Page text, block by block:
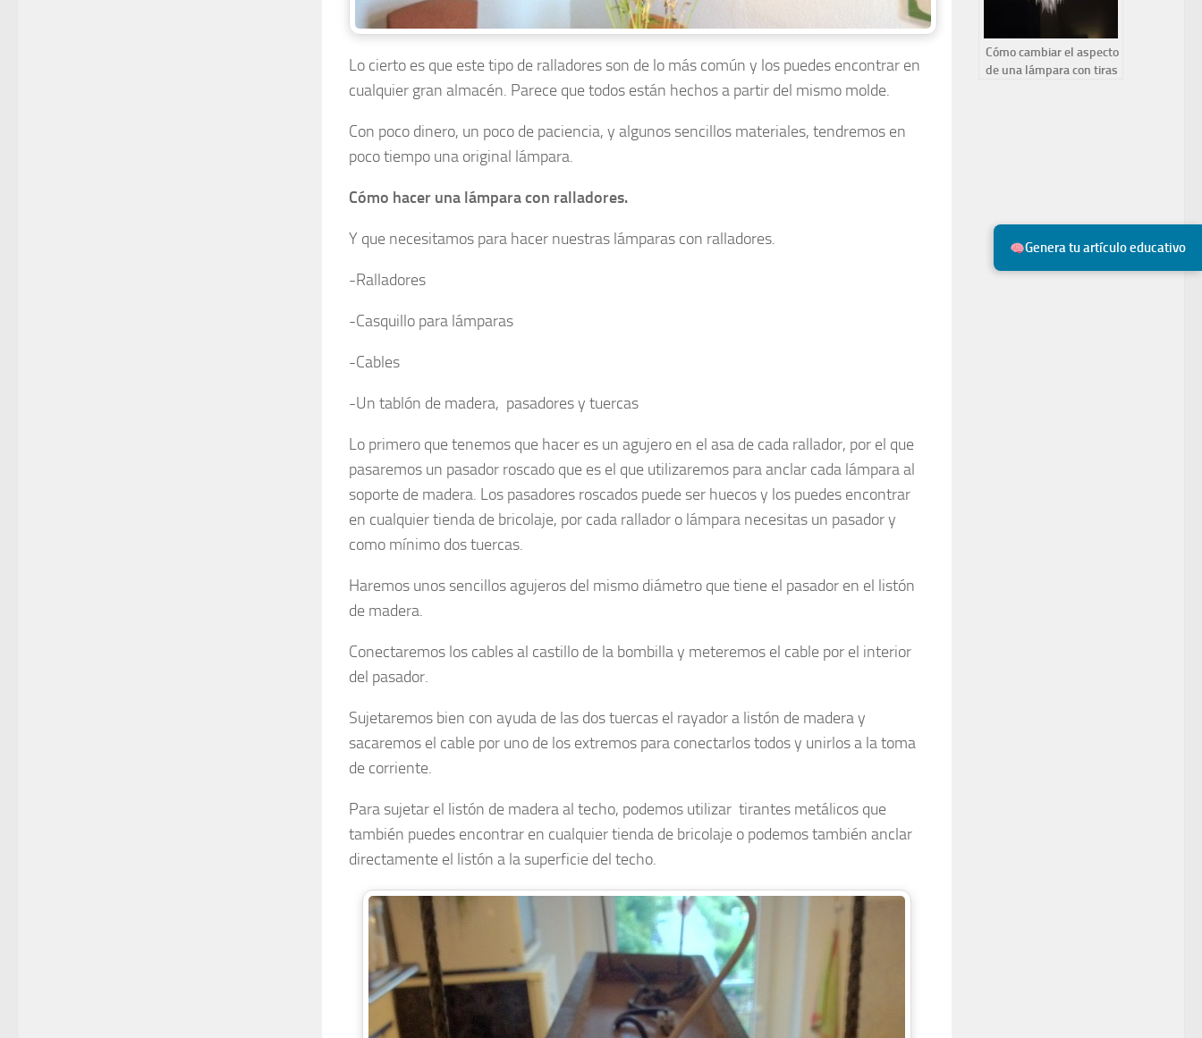
Genera tu artículo educativo
Lo cierto es que este tipo de ralladores son de lo más común y los puedes encontrar en
cualquier gran almacén. Parece que todos están hechos a partir del mismo molde.
Con poco dinero, un poco de paciencia, y algunos sencillos materiales, tendremos en
poco tiempo una original lámpara.
Cómo hacer una lámpara con ralladores.
Y que necesitamos para hacer nuestras lámparas con ralladores.
-Ralladores
-Casquillo para lámparas
-Cables
-Un tablón de madera, pasadores y tuercas
Lo primero que tenemos que hacer es un agujero en el asa de cada rallador, por el que
pasaremos un pasador roscado que es el que utilizaremos para anclar cada lámpara al
soporte de madera. Los pasadores roscados puede ser huecos y los puedes encontrar
en cualquier tienda de bricolaje, por cada rallador o lámpara necesitas un pasador y
como mínimo dos tuercas.
Haremos unos sencillos agujeros del mismo diámetro que tiene el pasador en el listón
de madera.
Conectaremos los cables al castillo de la bombilla y meteremos el cable por el interior
del pasador.
Sujetaremos bien con ayuda de las dos tuercas el rayador a listón de madera y
sacaremos el cable por uno de los extremos para conectarlos todos y unirlos a la toma
de corriente.
Para sujetar el listón de madera al techo, podemos utilizar tirantes metálicos que
también puedes encontrar en cualquier tienda de bricolaje o podemos también anclar
directamente el listón a la superficie del techo.
Cómo cambiar el aspecto
de una lámpara con tiras